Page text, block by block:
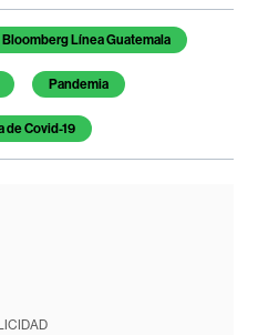
Bloomberg Línea Guatemala
Pandemia
de Covid-19